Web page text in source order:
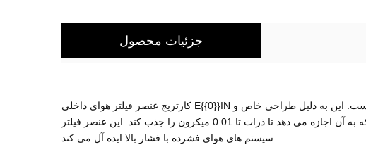
جزئیات محصول
کارتریج عنصر فیلتر هوای داخلی E{{0}}IN با فیلتراسیون برتر مشخص می‌شود. عملکرد فیلتراسیون را ارائه می دهد که 10 برابر بهتر از فیلترهای هوای فشرده استاندارد است. این به دلیل طراحی خاص و
رسانه فیلتر نوآورانه آن است که به آن اجازه می دهد تا ذرات تا 0.01 میکرون را جذب کند. این عنصر فیلتر E{4}}IN برای عملکرد در فشارهای حداکثر 16 بار طراحی شده است، که آن را برای استفاده در